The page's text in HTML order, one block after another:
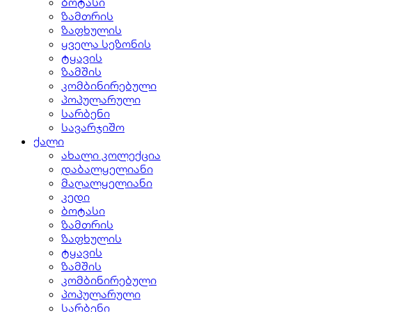
ზამთრის
ზაფხულის
ყველა სეზონის
ტყავის
ზამშის
კომბინირებული
პოპულარული
სარბენი
სავარჯიშო
ქალი
ახალი კოლექცია
დაბალყელიანი
მაღალყელიანი
კედი
ბოტასი
ზამთრის
ზაფხულის
ტყავის
ზამშის
კომბინირებული
პოპულარული
სარბენი